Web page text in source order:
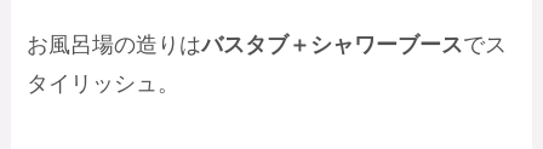
お風呂場の造りはバスタブ＋シャワーブースでス
タイリッシュ。